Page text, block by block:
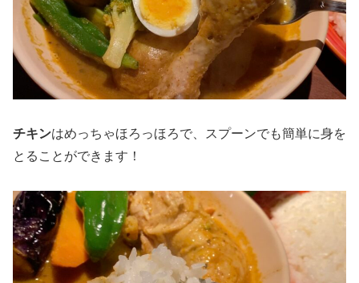
チキンはめっちゃほろっほろで、スプーンでも簡単に身を
とることができます！